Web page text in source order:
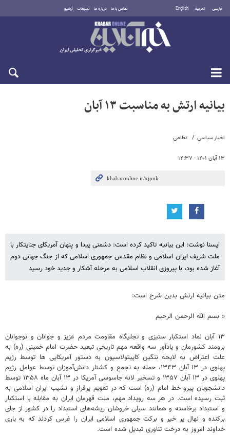
فارسی العربية English تماس با ما درباره ما تبلیغات آرشیو
جمعه ۱۶ مرداد ۱۴۰۵
اخبار سیاسی نظامی
۱۳ آبان ۱۴۰۱ - ۱۴:۳۷
بیانیه ارتش به مناسبت ۱۳ آبان
ایسنا نوشت: این بیانیه تاکید کرده است: دشمنی پیدا و پنهان آمریکای جنایتکار با
ملت شریف ایران اسلامی و نظام مقدس جمهوری اسلامی که از جنگ جهانی دوم
آغاز شده بود، با پیروزی انقلاب اسلامی به مرحله آشکار و جدید خود رسید
متن بیانیه ارتش بدین شرح است:
« بسم الله الرحمن الرحیم
۱۳ آبان نماد استکبار ستیزی و تجلیگاه مقاومت مردم عزیز و جوانان و نوجوانان
برومند کشورمان و یادآور سه واقعه مهم تاریخی تبعید حضرت امام خمینی (ره) به
علت اعتراض به لایحه ننگین کاپیتولاسیون به دستور آمریکایی ها توسط رژیم
پهلوی در ۱۳ آبان ۱۳۴۳، حمله به تجمع و کشتار دانش‌آموزان توسط عوامل رژیم
پهلوی در ۱۳ آبان ۱۳۵۷ و تسخیر لانه جاسوسی آمریکا در ۱۳ آبان ماه ۱۳۵۸ توسط
دانشجویان پیرو خط امام (ره) است که در تقویم پرفراز و نشیب ایران اسلامی به
ثبت رسیده است. در هر سه رویداد مهم، ملت قهرمان ایران به مقابله با استکبار
و استبداد برخاسته و همانند سیلی خروشان ریشه‌های استبداد را در کشور از جای
برکنده و نهال پر خیر و برکت جمهوری اسلامی ایران را غرس کردند که به یاری
خداوند امروز به درخت تناوری تبدیل شده است.